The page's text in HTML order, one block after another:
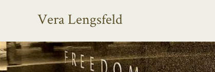
Vera Lengsfeld